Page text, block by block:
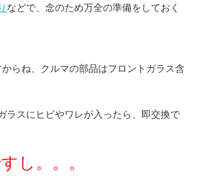
などで、念のため万全の準備をしておく
からね、クルマの部品はフロントガラス含
ラスにヒビやワレが入ったら、即交換で
し。。。